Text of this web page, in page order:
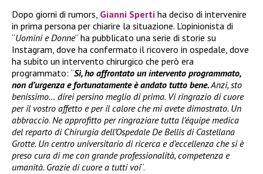
Dopo giorni di rumors, Gianni Sperti ha deciso di intervenire
in prima persona per chiarire la situazione. L’opinionista di
“Uomini e Donne” ha pubblicato una serie di storie su
Instagram, dove ha confermato il ricovero in ospedale, dove
ha subito un intervento chirurgico che però era
programmato: “Sì, ho affrontato un intervento programmato,
non d’urgenza e fortunatamente è andato tutto bene.Anzi, sto
benissimo… direi persino meglio di prima. Vi ringrazio di cuore
per il vostro affetto e per il calore che mi avete dimostrato. Un
abbraccio. Ne approfitto per ringraziare tutta l’équipe medica
del reparto di Chirurgia dell’Ospedale De Bellis di Castellana
Grotte. Un centro universitario di ricerca e d’eccellenza che si è
preso cura di me con grande professionalità, competenza e
umanità. Grazie di cuore a tutti voi“.